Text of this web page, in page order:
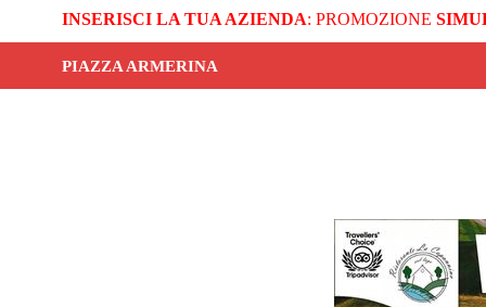
INSERISCI LA TUA AZIENDA: PROMOZIONE
PIAZZA ARMERINA